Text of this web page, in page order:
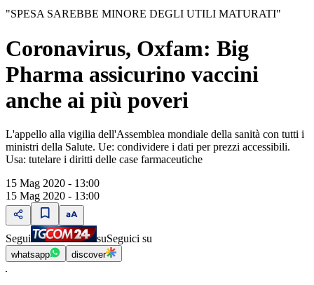
"SPESA SAREBBE MINORE DEGLI UTILI MATURATI"
Coronavirus, Oxfam: Big
Pharma assicurino vaccini
anche ai più poveri
L'appello alla vigilia dell'Assemblea mondiale della sanità con tutti i
ministri della Salute. Ue: condividere i dati per prezzi accessibili.
Usa: tutelare i diritti delle case farmaceutiche
15 Mag 2020 - 13:00
15 Mag 2020 - 13:00
Segui suSeguici su
whatsapp discover